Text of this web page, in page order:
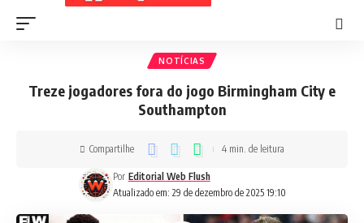
NOTÍCIAS
Treze jogadores fora do jogo Birmingham City e
Southampton
Atualizado em: 29 de dezembro de 2025 19:10
Por Editorial Web Flush
Compartilhe 4 min. de leitura